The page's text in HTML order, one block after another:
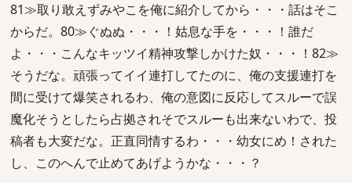
81≫取り敢えずみやこを俺に紹介してから・・・話はそこ
からだ。80≫ぐぬぬ・・・！姑息な手を・・・！誰だ
よ・・・こんなキッツイ精神攻撃しかけた奴・・・！82≫
そうだな。頑張ってイイ連打してたのに、俺の支援連打を
間に受けて爆笑されるわ、俺の意図に反応してスルーで誤
魔化そうとしたら占拠されそでスルーも出来ないわで、投
稿者も大変だな。正直同情するわ・・・幼女にめ！された
し、このへんで止めてあげようかな・・・？